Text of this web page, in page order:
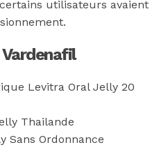
utilisateurs avaient
Levitra Oral Jelly 20
Thailande
Sans Ordonnance